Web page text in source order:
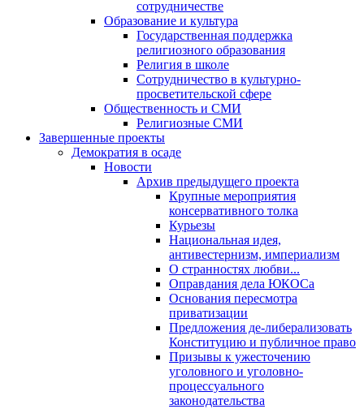
сотрудничестве
Образование и культура
Государственная поддержка
религиозного образования
Религия в школе
Сотрудничество в культурно-
просветительской сфере
Общественность и СМИ
Религиозные СМИ
Завершенные проекты
Демократия в осаде
Новости
Архив предыдущего проекта
Крупные мероприятия
консервативного толка
Курьезы
Национальная идея,
антивестернизм, империализм
О странностях любви...
Оправдания дела ЮКОСа
Основания пересмотра
приватизации
Предложения де-либерализовать
Конституцию и публичное право
Призывы к ужесточению
уголовного и уголовно-
процессуального
законодательства